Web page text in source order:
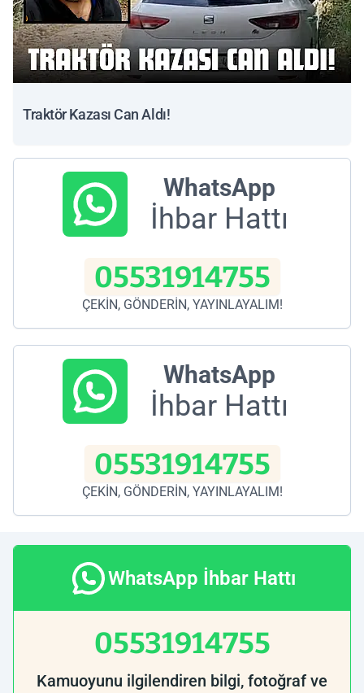
Traktör Kazası Can Aldı!
WhatsApp
İhbar Hattı
05531914755
ÇEKİN, GÖNDERİN, YAYINLAYALIM!
WhatsApp
İhbar Hattı
05531914755
ÇEKİN, GÖNDERİN, YAYINLAYALIM!
WhatsApp İhbar Hattı
05531914755
Kamuoyunu ilgilendiren bilgi, fotoğraf ve